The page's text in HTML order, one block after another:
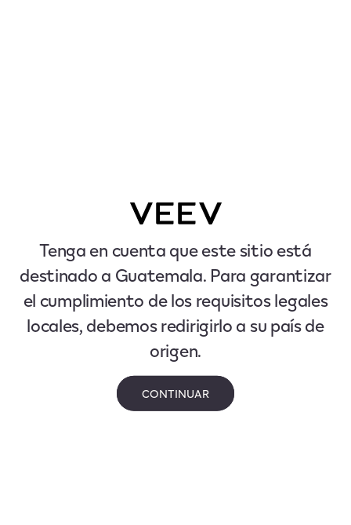
Tenga en cuenta que este sitio está
destinado a Guatemala. Para garantizar
el cumplimiento de los requisitos legales
locales, debemos redirigirlo a su país de
origen.
CONTINUAR